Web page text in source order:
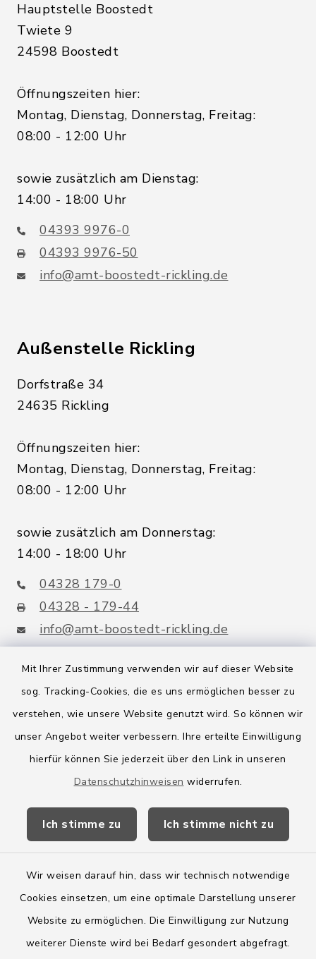
Mit Ihrer Zustimmung verwenden wir auf dieser Website
sog. Tracking-Cookies, die es uns ermöglichen besser zu
verstehen, wie unsere Website genutzt wird. So können wir
unser Angebot weiter verbessern. Ihre erteilte Einwilligung
hierfür können Sie jederzeit über den Link in unseren
Datenschutzhinweisen widerrufen.
Ich stimme zu Ich stimme nicht zu
Wir weisen darauf hin, dass wir technisch notwendige
Cookies einsetzen, um eine optimale Darstellung unserer
Website zu ermöglichen. Die Einwilligung zur Nutzung
weiterer Dienste wird bei Bedarf gesondert abgefragt.
Hauptstelle Boostedt
Twiete 9
24598 Boostedt
Öffnungszeiten hier:
Montag, Dienstag, Donnerstag, Freitag:
08:00 - 12:00 Uhr
sowie zusätzlich am Dienstag:
14:00 - 18:00 Uhr
04393 9976-0
04393 9976-50
info@amt-boostedt-rickling.de
Außenstelle Rickling
Dorfstraße 34
24635 Rickling
Öffnungszeiten hier:
Montag, Dienstag, Donnerstag, Freitag:
08:00 - 12:00 Uhr
sowie zusätzlich am Donnerstag:
14:00 - 18:00 Uhr
04328 179-0
04328 - 179-44
info@amt-boostedt-rickling.de
Quicklinks
Amt Boostedt-Rickling
Amtsbroschüre
Wege-Zweckverband